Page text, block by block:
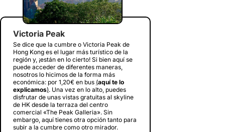
Victoria Peak
Se dice que la cumbre o Victoria Peak de
Hong Kong es el lugar más turístico de la
región y, ¡están en lo cierto! Si bien aquí se
puede acceder de diferentes maneras,
nosotros lo hicimos de la forma más
económica: por 1,20€ en bus (aquí te lo
explicamos). Una vez en lo alto, puedes
disfrutar de unas vistas gratuitas al skyline
de HK desde la terraza del centro
comercial «The Peak Galleria». Sin
embargo, aquí tienes otra opción tanto para
subir a la cumbre como otro mirador.